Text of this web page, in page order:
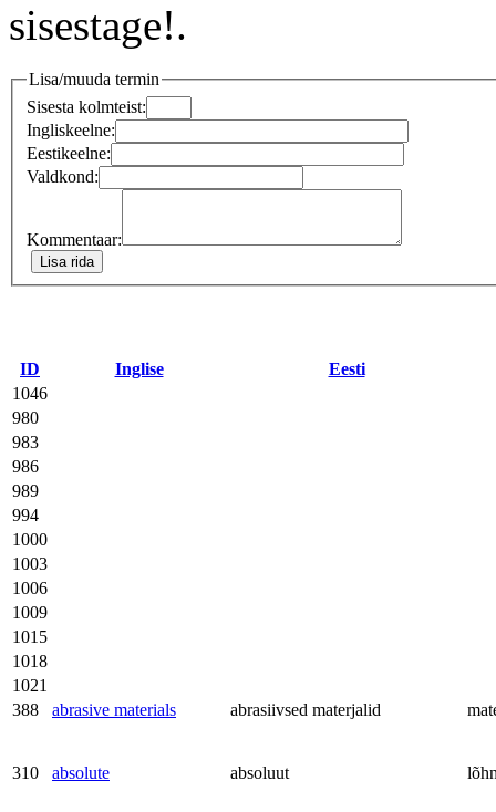
sisestage!.
Lisa/muuda termin
Sisesta kolmteist:
Ingliskeelne:
Eestikeelne:
Valdkond:
Kommentaar:
ID Inglise
Eesti
1046
980
983
986
989
994
1000
1003
1006
1009
1015
1018
1021
388
abrasive materials abrasiivsed materjalid
310 absolute absoluut